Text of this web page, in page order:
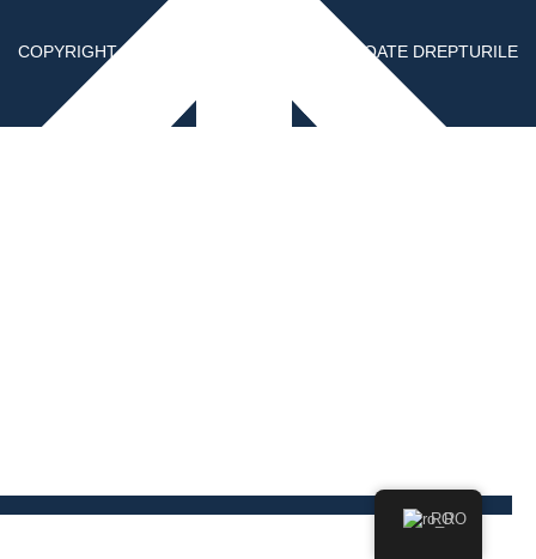
COPYRIGHT © 2026 ELITEMEDICALE.RO. TOATE DREPTURILE
RO